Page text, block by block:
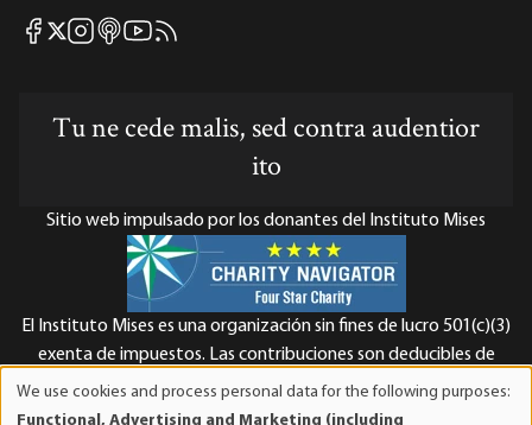
Mises Facebook
Mises X
Mises Instagram
Mises itunes
Mises Youtube
Mises RSS feed
Tu ne cede malis, sed contra audentior
ito
Sitio web impulsado por los donantes del Instituto Mises
El Instituto Mises es una organización sin fines de lucro 501(c)(3)
exenta de impuestos. Las contribuciones son deducibles de
impuestos en la máxima medida que lo permita la ley. ID Fiscal:
52-1263436.
We use cookies and process personal data for the following purposes:
Functional, Advertising and Marketing (including